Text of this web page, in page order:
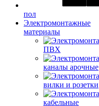
пол
Электромонтажные
материалы
ПВХ
каналы арочные
вилки и розетки
кабельные